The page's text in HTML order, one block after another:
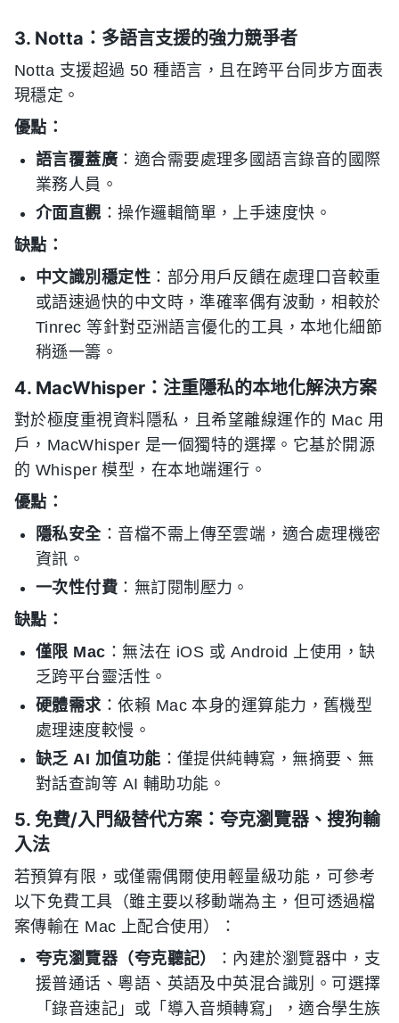
3. Notta：多語言支援的強力競爭者
Notta 支援超過 50 種語言，且在跨平台同步方面表
現穩定。
優點：
語言覆蓋廣 ：適合需要處理多國語言錄音的國際
業務人員。
介面直觀 ：操作邏輯簡單，上手速度快。
缺點：
中文識別穩定性 ：部分用戶反饋在處理口音較重
或語速過快的中文時，準確率偶有波動，相較於
Tinrec 等針對亞洲語言優化的工具，本地化細節
稍遜一籌。
4. MacWhisper：注重隱私的本地化解決方案
對於極度重視資料隱私，且希望離線運作的 Mac 用
戶，MacWhisper 是一個獨特的選擇。它基於開源
的 Whisper 模型，在本地端運行。
優點：
隱私安全：音檔不需上傳至雲端，適合處理機密
資訊。
一次性付費 ：無訂閱制壓力。
缺點：
僅限 Mac ：無法在 iOS 或 Android 上使用，缺
乏跨平台靈活性。
硬體需求：依賴 Mac 本身的運算能力，舊機型
處理速度較慢。
缺乏 AI 加值功能 ：僅提供純轉寫，無摘要、無
對話查詢等 AI 輔助功能。
5. 免費/入門級替代方案：夸克瀏覽器、搜狗輸
入法
若預算有限，或僅需偶爾使用輕量級功能，可參考
以下免費工具（雖主要以移動端為主，但可透過檔
案傳輸在 Mac 上配合使用）：
夸克瀏覽器（夸克聽記）
：內建於瀏覽器中，支
援普通话、粵語、英語及中英混合識別。可選擇
「錄音速記」或「導入音頻轉寫」，適合學生族